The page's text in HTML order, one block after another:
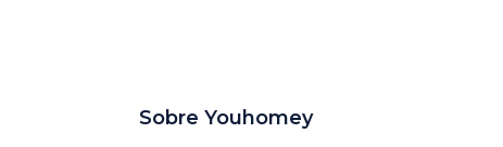
Sobre Youhomey